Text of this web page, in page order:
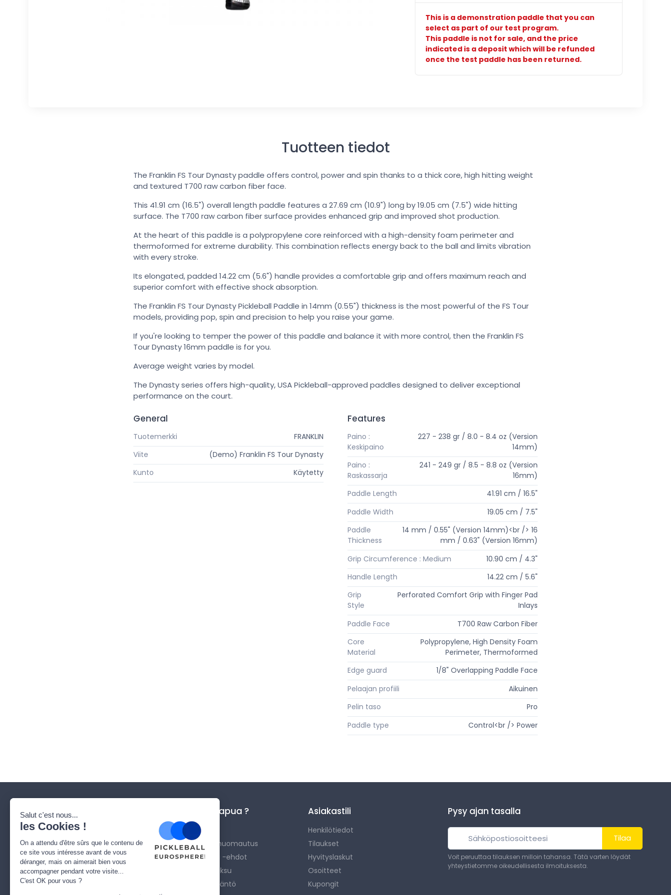
This is a demonstration paddle that you can
select as part of our test program.
This paddle is not for sale, and the price
indicated is a deposit which will be refunded
once the test paddle has been returned.
Tuotteen tiedot
The Franklin FS Tour Dynasty paddle offers control, power and spin thanks to a thick core, high hitting weight
and textured T700 raw carbon fiber face.
This 41.91 cm (16.5") overall length paddle features a 27.69 cm (10.9") long by 19.05 cm (7.5") wide hitting
surface. The T700 raw carbon fiber surface provides enhanced grip and improved shot production.
At the heart of this paddle is a polypropylene core reinforced with a high-density foam perimeter and
thermoformed for extreme durability. This combination reflects energy back to the ball and limits vibration
with every stroke.
Its elongated, padded 14.22 cm (5.6") handle provides a comfortable grip and offers maximum reach and
superior comfort with effective shock absorption.
The Franklin FS Tour Dynasty Pickleball Paddle in 14mm (0.55") thickness is the most powerful of the FS Tour
models, providing pop, spin and precision to help you raise your game.
If you're looking to temper the power of this paddle and balance it with more control, then the Franklin FS
Tour Dynasty 16mm paddle is for you.
Average weight varies by model.
The Dynasty series offers high-quality, USA Pickleball-approved paddles designed to deliver exceptional
performance on the court.
General
Tuotemerkki
FRANKLIN
Viite
(Demo) Franklin FS Tour Dynasty
Kunto
Käytetty
Features
Paino :
Keskipaino
227 - 238 gr / 8.0 - 8.4 oz (Version
14mm)
Paino :
Raskassarja
241 - 249 gr / 8.5 - 8.8 oz (Version
16mm)
Paddle Length
41.91 cm / 16.5"
Paddle Width
19.05 cm / 7.5"
Paddle
Thickness
14 mm / 0.55" (Version 14mm)<br /> 16
mm / 0.63" (Version 16mm)
Grip Circumference : Medium
10.90 cm / 4.3"
Handle Length
14.22 cm / 5.6"
Grip
Style
Perforated Comfort Grip with Finger Pad
Inlays
Paddle Face
T700 Raw Carbon Fiber
Core
Material
Polypropylene, High Density Foam
Perimeter, Thermoformed
Edge guard
1/8" Overlapping Paddle Face
Pelaajan profiili
Aikuinen
Pelin taso
Pro
Paddle type
Control<br /> Power
Yrityksemme
Ketkä olemme ?
Ota meihin yhteyttä
Sivukartta
Tarvitsetko apua ?
Toimitus
Oikeudellinen huomautus
Käyttöehdot ja -ehdot
Turvallinen maksu
Tietosuojakäytäntö
Asiakastili
Henkilötiedot
Tilaukset
Hyvityslaskut
Osoitteet
Kupongit
Pysy ajan tasalla
Tilaa
Voit peruuttaa tilauksen milloin tahansa. Tätä varten löydät
yhteystietomme oikeudellisesta ilmoituksesta.